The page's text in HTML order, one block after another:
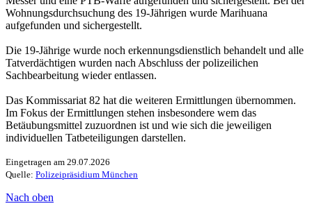
Wohnungsdurchsuchung des 19-Jährigen wurde Marihuana
aufgefunden und sichergestellt.
Die 19-Jährige wurde noch erkennungsdienstlich behandelt und alle
Tatverdächtigen wurden nach Abschluss der polizeilichen
Sachbearbeitung wieder entlassen.
Das Kommissariat 82 hat die weiteren Ermittlungen übernommen.
Im Fokus der Ermittlungen stehen insbesondere wem das
Betäubungsmittel zuzuordnen ist und wie sich die jeweiligen
individuellen Tatbeteiligungen darstellen.
Eingetragen am 29.07.2026
Quelle: Polizeipräsidium München
Nach oben